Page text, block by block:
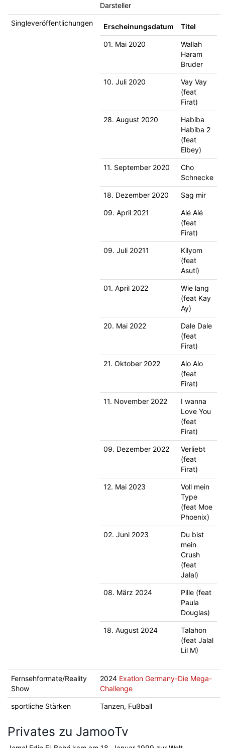
Darsteller
Singleveröffentlichungen Erscheinungsdatum Titel
01. Mai 2020
Wallah
Haram
Bruder
10. Juli 2020
Vay Vay
(feat
Firat)
28. August 2020
Habiba
Habiba 2
(feat
Elbey)
11. September 2020
Cho
Schnecke
18. Dezember 2020 Sag mir
09. April 2021
Alé Alé
(feat
Firat)
09. Juli 20211
Kilyom
(feat
Asuti)
01. April 2022
Wie lang
(feat Kay
Ay)
20. Mai 2022
Dale Dale
(feat
Firat)
21. Oktober 2022
Alo Alo
(feat
Firat)
11. November 2022
I wanna
Love You
(feat
Firat)
09. Dezember 2022
Verliebt
(feat
Firat)
12. Mai 2023
Voll mein
Type
(feat Moe
Phoenix)
02. Juni 2023
Du bist
mein
Crush
(feat
Jalal)
08. März 2024
Pille (feat
Paula
Douglas)
18. August 2024
Talahon
(feat Jalal
Lil M)
Fernsehformate/Reality
Show
2024 Exatlon Germany-Die Mega-
Challenge
sportliche Stärken Tanzen, Fußball
Privates zu JamooTv